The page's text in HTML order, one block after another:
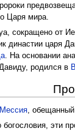
Царя мира.
сокращено от
династии царя
. На основании
родился в
Мессия,
богословия, эти